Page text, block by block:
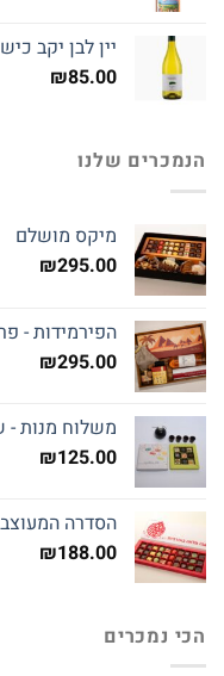
יין לבן יקב
₪85.00
הנמכרים שלנו
מיקס מושלם
₪295.00
הפירמידות -
₪295.00
משלוח מנות -
₪125.00
הסדרה
₪188.00
הכי נמכרים